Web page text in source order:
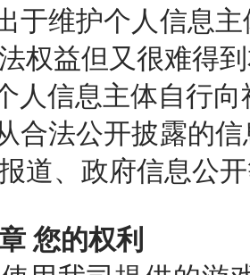
于维护个人信息
权益但又很难得
人信息主体自行
合法公开披露的
道、政府信息公
您的权利